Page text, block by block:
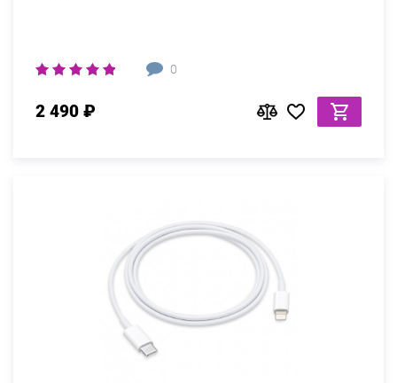
0
2 490 ₽